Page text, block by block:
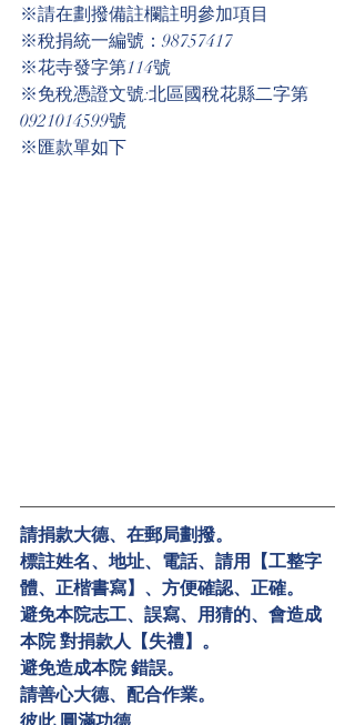
※請在劃撥備註欄註明參加項目
※稅捐統一編號：98757417
※花寺發字第114號
※免稅憑證文號:北區國稅花縣二字第
0921014599號
※匯款單如下
請捐款大德、在郵局劃撥。
標註姓名、地址、電話、請用【工整字
體、正楷書寫】、方便確認、正確。
避免本院志工、誤寫、用猜的、會造成
本院 對捐款人【失禮】。
避免造成本院 錯誤。
請善心大德、配合作業。